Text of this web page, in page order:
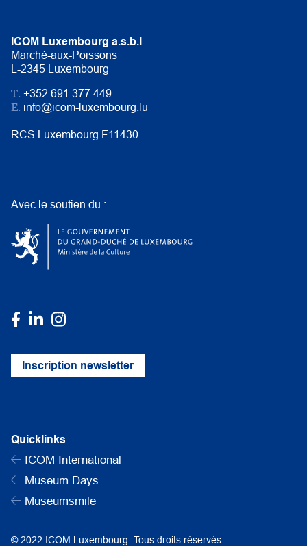
ICOM Luxembourg a.s.b.l
Marché-aux-Poissons
L-2345 Luxembourg
T. +352 691 377 449
E. info@icom-luxembourg.lu
RCS Luxembourg F11430
Avec le soutien du :
Inscription newsletter
Quicklinks
ICOM International
Museum Days
Museumsmile
© 2022 ICOM Luxembourg. Tous droits réservés